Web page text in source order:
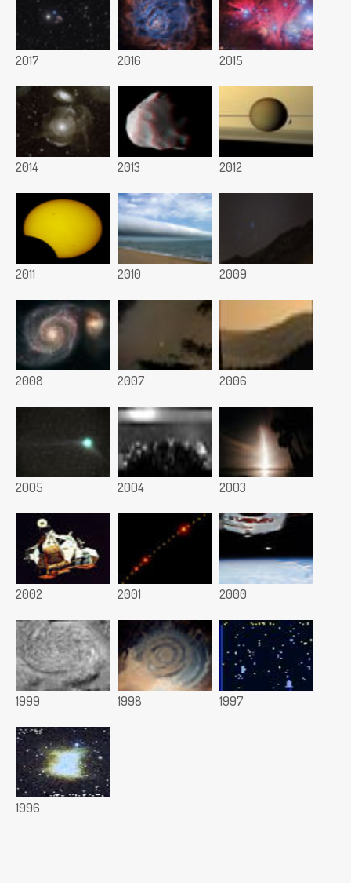
2017 2016 2015
2014 2013 2012
2011 2010 2009
2008 2007 2006
2005 2004 2003
2002 2001 2000
1999 1998 1997
1996